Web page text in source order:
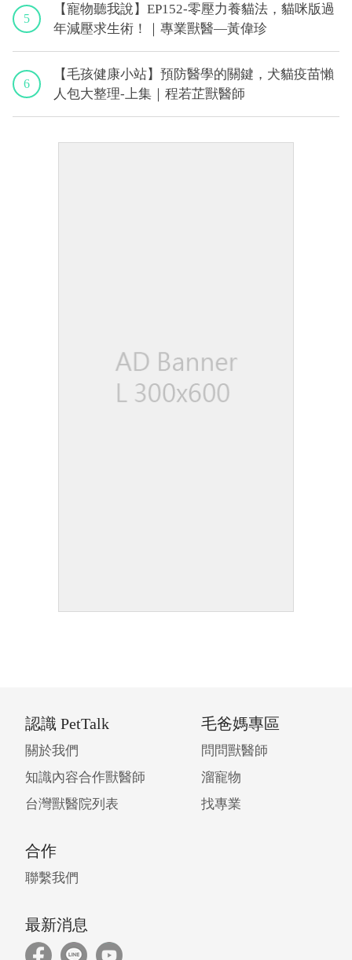
5
【寵物聽我說】EP152-零壓力養貓法，貓咪版過
年減壓求生術！｜專業獸醫—黃偉珍
6
【毛孩健康小站】預防醫學的關鍵，犬貓疫苗懶
人包大整理-上集｜程若芷獸醫師
認識 PetTalk
關於我們
知識內容合作獸醫師
台灣獸醫院列表
毛爸媽專區
問問獸醫師
溜寵物
找專業
合作
聯繫我們
最新消息